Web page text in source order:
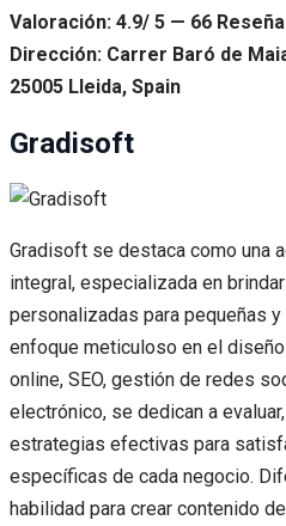
Valoración: 4.9/ 5 — 66
Dirección: Carrer Baró de
25005 Lleida, Spain
Gradisoft
Gradisoft se destaca como una
integral, especializada en
personalizadas para pequeñas
enfoque meticuloso en el
online, SEO, gestión de redes
electrónico, se dedican a
estrategias efectivas para
específicas de cada negocio.
habilidad para crear contenido